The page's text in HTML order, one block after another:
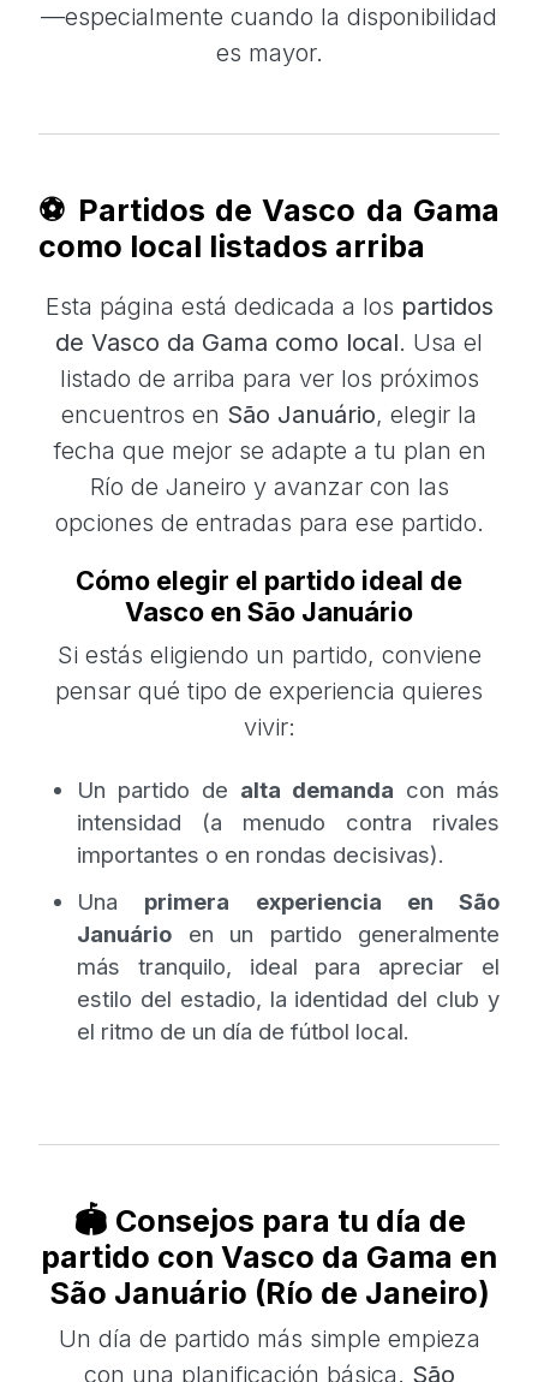
—especialmente cuando la disponibilidad
es mayor.
⚽ Partidos de Vasco da Gama
como local listados arriba
Esta página está dedicada a los partidos
de Vasco da Gama como local. Usa el
listado de arriba para ver los próximos
encuentros en São Januário, elegir la
fecha que mejor se adapte a tu plan en
Río de Janeiro y avanzar con las
opciones de entradas para ese partido.
Cómo elegir el partido ideal de
Vasco en São Januário
Si estás eligiendo un partido, conviene
pensar qué tipo de experiencia quieres
vivir:
Un partido de alta demanda con más
intensidad (a menudo contra rivales
importantes o en rondas decisivas).
Una primera experiencia en São
Januário en un partido generalmente
más tranquilo, ideal para apreciar el
estilo del estadio, la identidad del club y
el ritmo de un día de fútbol local.
🏟️ Consejos para tu día de
partido con Vasco da Gama en
São Januário (Río de Janeiro)
Un día de partido más simple empieza
con una planificación básica. São